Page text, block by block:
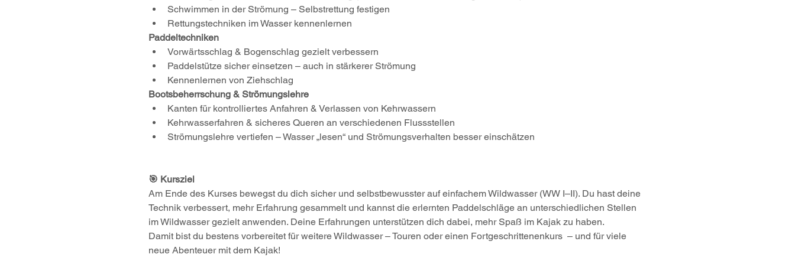
Schwimmen in der Strömung – Selbstrettung festigen
Rettungstechniken im Wasser kennenlernen
Paddeltechniken
Vorwärtsschlag & Bogenschlag gezielt verbessern
Paddelstütze sicher einsetzen – auch in stärkerer Strömung
Kennenlernen von Ziehschlag
Bootsbeherrschung & Strömungslehre
Kanten für kontrolliertes Anfahren & Verlassen von Kehrwassern
Kehrwasserfahren & sicheres Queren an verschiedenen Flussstellen
Strömungslehre vertiefen – Wasser „lesen“ und Strömungsverhalten besser einschätzen
🎯 Kursziel
Am Ende des Kurses bewegst du dich sicher und selbstbewusster auf einfachem Wildwasser (WW I–II). Du hast deine
Technik verbessert, mehr Erfahrung gesammelt und kannst die erlernten Paddelschläge an unterschiedlichen Stellen
im Wildwasser gezielt anwenden. Deine Erfahrungen unterstützen dich dabei, mehr Spaß im Kajak zu haben.
Damit bist du bestens vorbereitet für weitere Wildwasser – Touren oder einen Fortgeschrittenenkurs  – und für viele
neue Abenteuer mit dem Kajak!